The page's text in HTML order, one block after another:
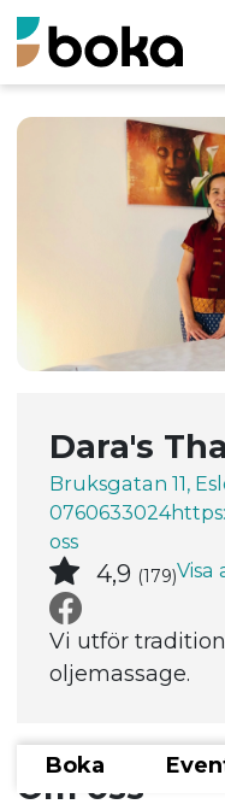
Dara's
Bruksgatan 11,
0760633024
oss
4,9 (179)Visa
Vi utför
oljemassage.
Boka
Om oss